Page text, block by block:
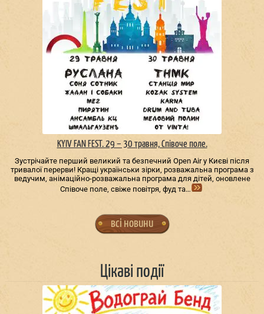
KYIV FAN FEST. 29 – 30 травня, Співоче поле.
Зустрічайте перший великий та безпечний Open Air у Києві після
тривалої перерви! Кращі українськи зірки, розважальна програма з
ведучим, анімаційно-розважальна програма для дітей, оновлене
Співоче поле, свіже повітря, фуд та…
всі новини
Цікаві події